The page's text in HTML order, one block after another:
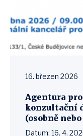
16. březen 2026
Agentura
konzultační
(osobně
Datum: 16. 4.